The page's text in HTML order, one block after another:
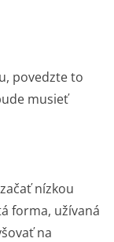
povedzte to
musieť
nízkou
forma, užívaná
na